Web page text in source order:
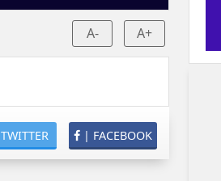
A- A+
| FACEBOOK
TWITTER